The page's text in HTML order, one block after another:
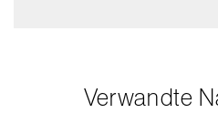
Verwandte